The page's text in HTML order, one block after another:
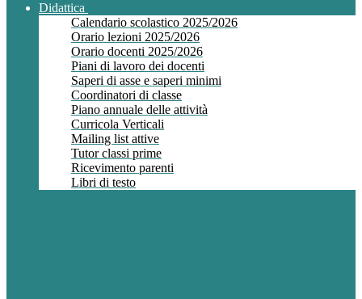
Didattica
Calendario scolastico 2025/2026
Orario lezioni 2025/2026
Orario docenti 2025/2026
Piani di lavoro dei docenti
Saperi di asse e saperi minimi
Coordinatori di classe
Piano annuale delle attività
Curricola Verticali
Mailing list attive
Tutor classi prime
Ricevimento parenti
Libri di testo